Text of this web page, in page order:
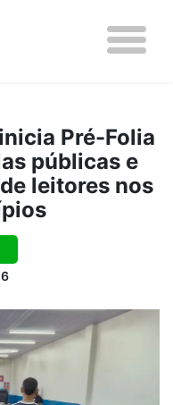
Pré-Folia
públicas e
leitores nos